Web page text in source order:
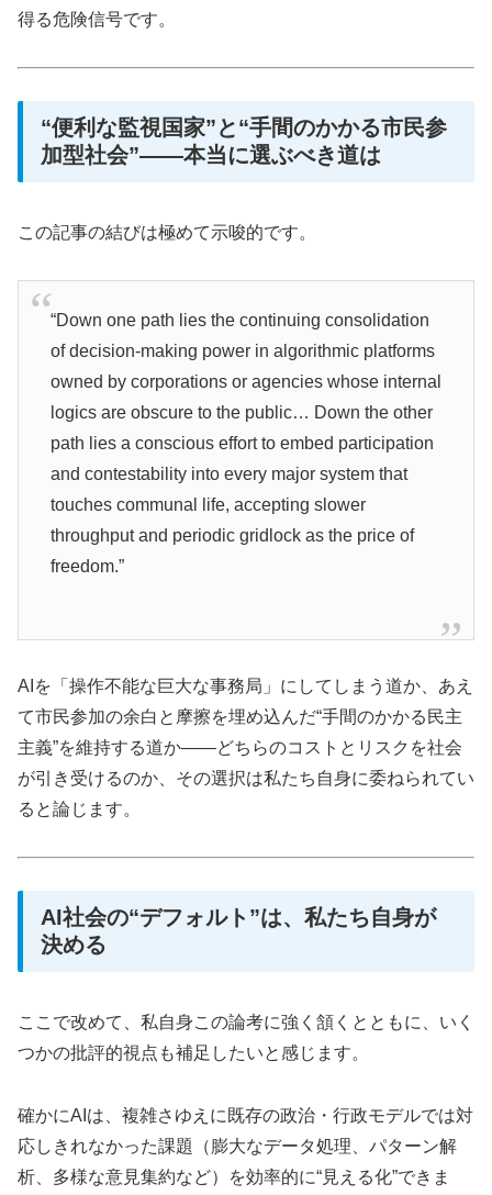
得る危険信号です。
“便利な監視国家”と“手間のかかる市民参
加型社会”——本当に選ぶべき道は
この記事の結びは極めて示唆的です。
“Down one path lies the continuing consolidation
of decision-making power in algorithmic platforms
owned by corporations or agencies whose internal
logics are obscure to the public… Down the other
path lies a conscious effort to embed participation
and contestability into every major system that
touches communal life, accepting slower
throughput and periodic gridlock as the price of
freedom.”
AIを「操作不能な巨大な事務局」にしてしまう道か、あえ
て市民参加の余白と摩擦を埋め込んだ“手間のかかる民主
主義”を維持する道か――どちらのコストとリスクを社会
が引き受けるのか、その選択は私たち自身に委ねられてい
ると論じます。
AI社会の“デフォルト”は、私たち自身が
決める
ここで改めて、私自身この論考に強く頷くとともに、いく
つかの批評的視点も補足したいと感じます。
確かにAIは、複雑さゆえに既存の政治・行政モデルでは対
応しきれなかった課題（膨大なデータ処理、パターン解
析、多様な意見集約など）を効率的に“見える化”できま